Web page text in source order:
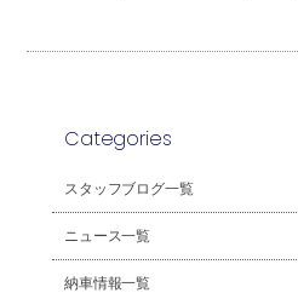
Categories
スタッフブログ一覧
ニュース一覧
納車情報一覧